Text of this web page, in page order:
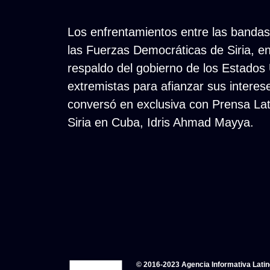
Los enfrentamientos entre las
las Fuerzas Democráticas de Siria,
respaldo del gobierno de los
extremistas para afianzar sus
conversó en exclusiva con Prensa
Siria en Cuba, Idris Ahmad Mayya.
© 2016-2023 Agencia Informativa